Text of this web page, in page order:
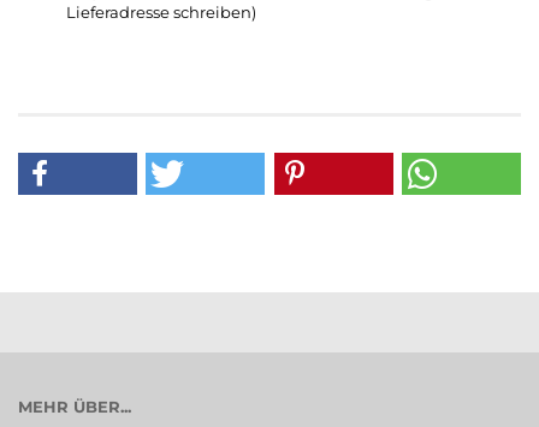
Lieferadresse schreiben)
MEHR ÜBER...